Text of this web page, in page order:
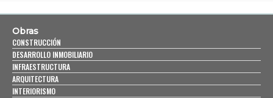
Obras
CONSTRUCCIÓN
DESARROLLO INMOBILIARIO
INFRAESTRUCTURA
ARQUITECTURA
INTERIORISMO